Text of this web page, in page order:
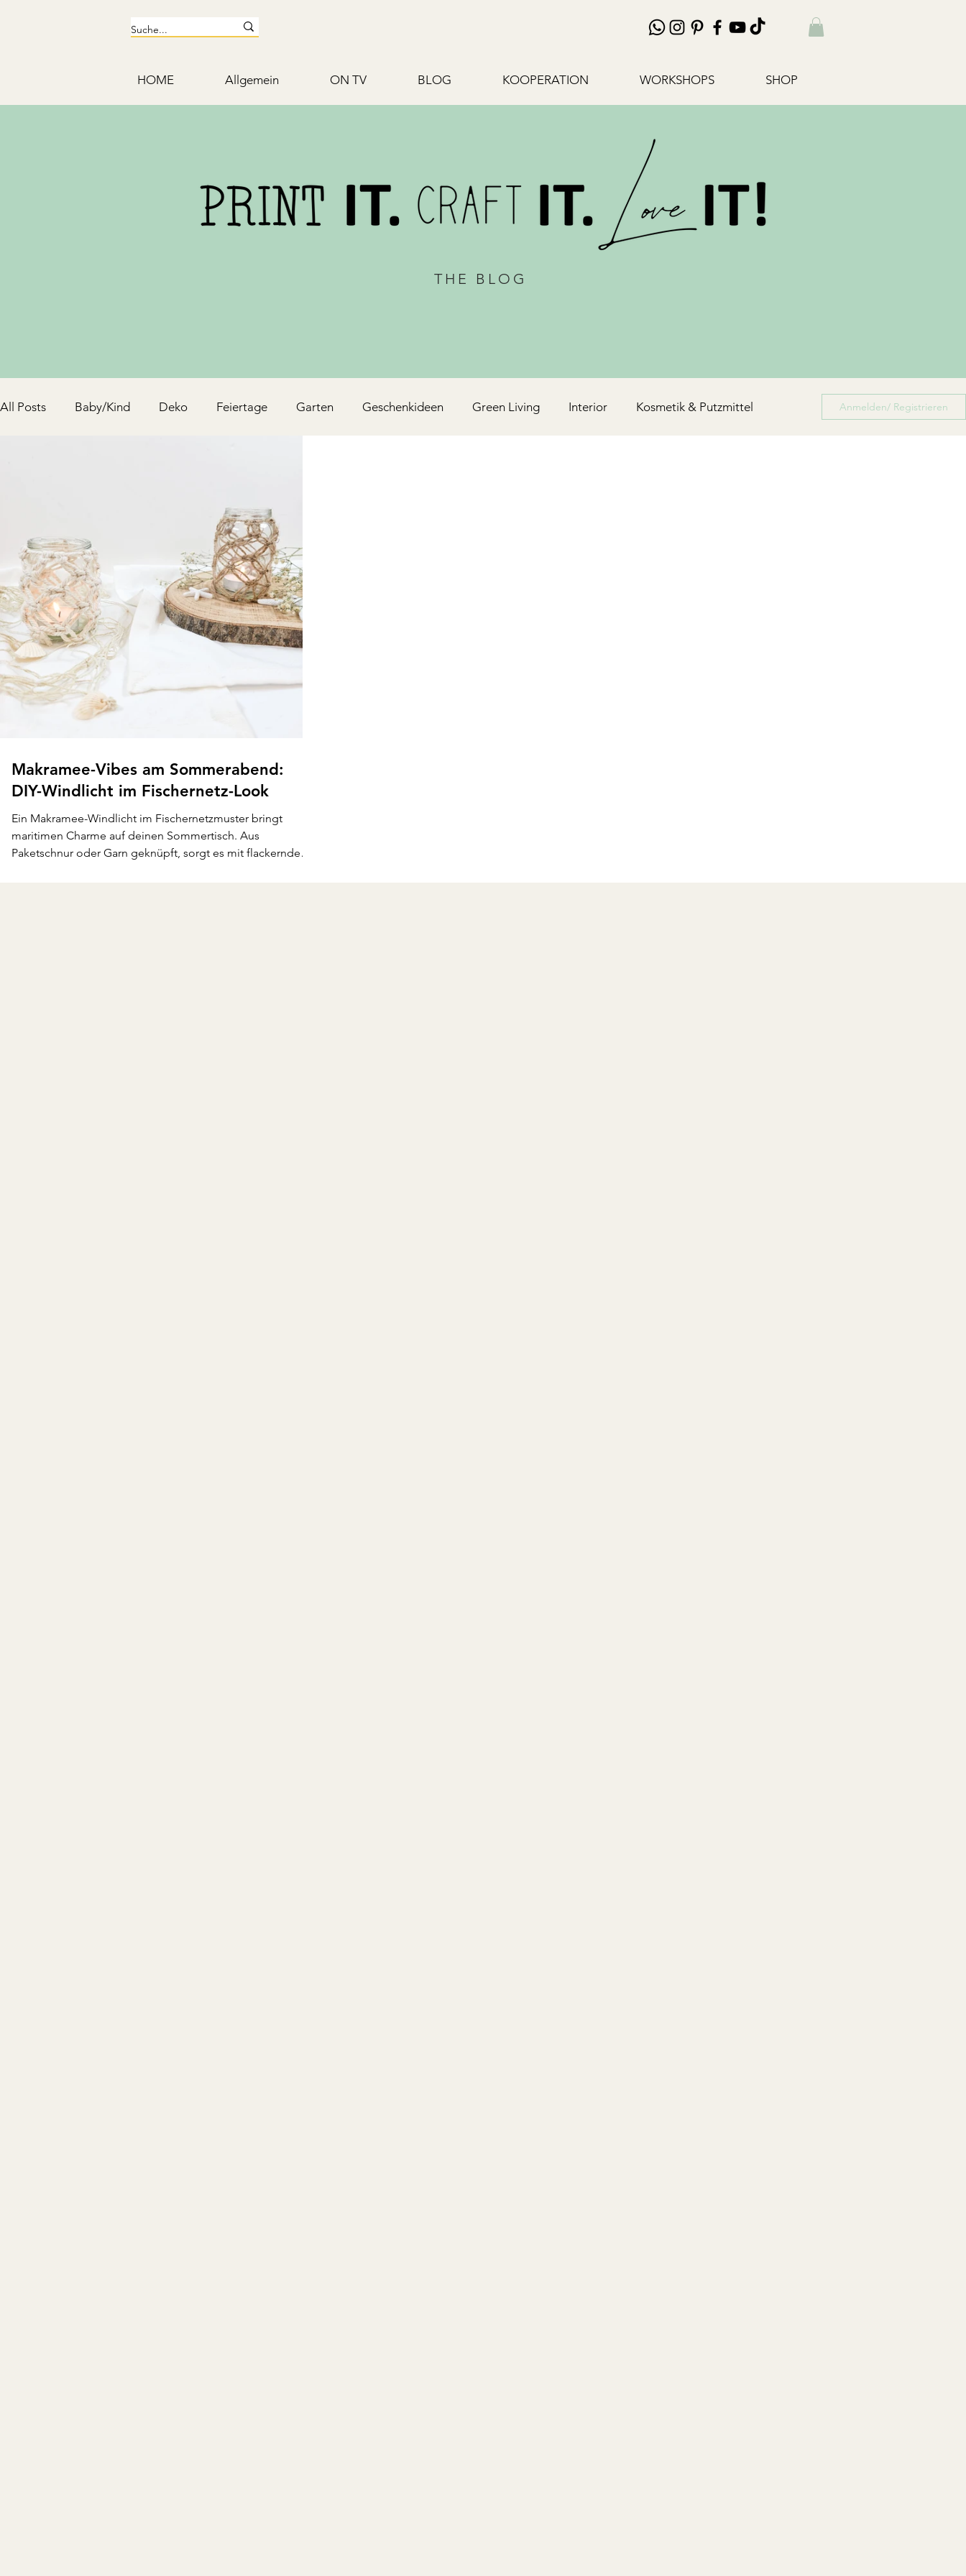
HOME Allgemein ON TV BLOG KOOPERATION WORKSHOPS SHOP
THE BLOG
All Posts Baby/Kind Deko Feiertage Garten Geschenkideen Green Living Interior Kosmetik & Putzmittel Anmelden/ Registrieren
Makramee-Vibes am Sommerabend:
DIY-Windlicht im Fischernetz-Look
Ein Makramee-Windlicht im Fischernetzmuster bringt
maritimen Charme auf deinen Sommertisch. Aus
Paketschnur oder Garn geknüpft, sorgt es mit flackerndem